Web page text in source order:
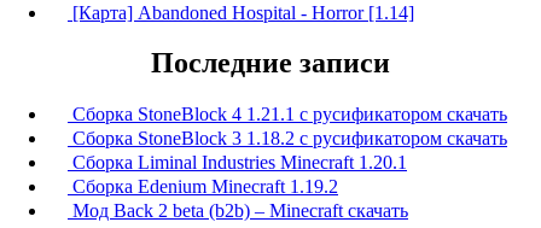
[Карта] Abandoned Hospital - Horror [1.14]
Последние записи
Сборка StoneBlock 4 1.21.1 с русификатором скачать
Сборка StoneBlock 3 1.18.2 с русификатором скачать
Сборка Liminal Industries Minecraft 1.20.1
Сборка Edenium Minecraft 1.19.2
Мод Back 2 beta (b2b) – Minecraft скачать